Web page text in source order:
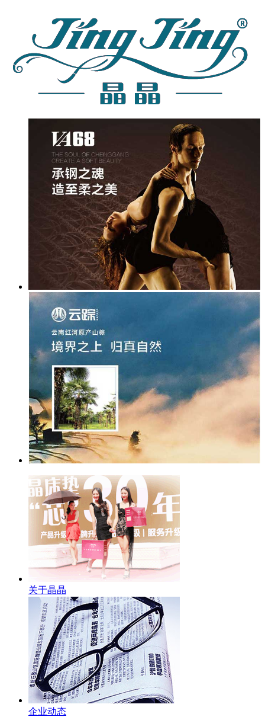
关于晶晶
企业动态